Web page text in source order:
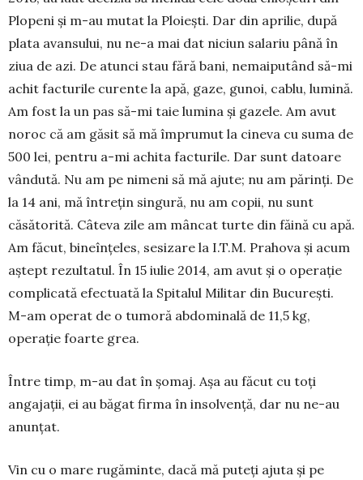
Plopeni și m-au mutat la Ploiești. Dar din aprilie, după
plata avansului, nu ne-a mai dat niciun salariu până în
ziua de azi. De atunci stau fără bani, nemaiputând să-mi
achit facturile curente la apă, gaze, gunoi, cablu, lumină.
Am fost la un pas să-mi taie lumina și gazele. Am avut
noroc că am găsit să mă îm­pru­mut la cineva cu suma de
500 lei, pentru a-mi achi­ta facturile. Dar sunt datoare
vândută. Nu am pe nimeni să mă ajute; nu am părinți. De
la 14 ani, mă întrețin singură, nu am copii, nu sunt
căsătorită. Câ­teva zile am mâncat turte din făină cu apă.
Am fă­cut, bineînțeles, sesizare la I.T.M. Prahova și acum
aștept rezultatul. În 15 iulie 2014, am avut și o operație
complicată efectuată la Spitalul Militar din București.
M-am operat de o tumoră abdo­mi­nală de 11,5 kg,
operație foarte grea.
Între timp, m-au dat în șomaj. Așa au făcut cu toți
angajații, ei au băgat firma în insolvență, dar nu ne-au
anunțat.
Vin cu o mare rugăminte, dacă mă puteți ajuta și pe